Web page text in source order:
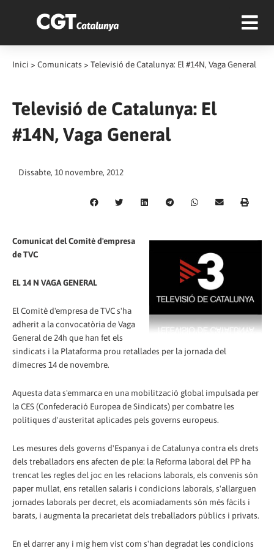
Inici > Comunicats > Televisió de Catalunya: El #14N, Vaga General
Televisió de Catalunya: El
#14N, Vaga General
Dissabte, 10 novembre, 2012
Comunicat del Comitè d'empresa
de TVC
EL 14 N VAGA GENERAL
El Comitè d'empresa de TVC s'ha
adherit a la convocatòria de Vaga
General de 24h que han fet els
sindicats i la Plataforma prou retallades per la jornada del
dimecres 14 de novembre.
Aquesta data s'emmarca en una mobilització global impulsada per
la CES (Confederació Europea de Sindicats) per combatre les
polítiques d'austeritat aplicades pels governs europeus.
Les mesures dels governs d'Espanya i de Catalunya contra els drets
dels treballadors ens afecten de ple: la Reforma laboral del PP ha
trencat les regles del joc en les relacions laborals, els convenis són
paper mullat, ens retallen salaris i condicions laborals, s'allarguen
jornades laborals per decret, els acomiadaments són més fàcils i
barats, i augmenta la precarietat dels treballadors públics i privats.
En el darrer any i mig hem vist com s'han degradat les condicions